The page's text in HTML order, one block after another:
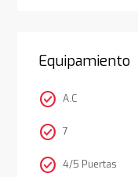
Equipamiento
check_circle A.C
check_circle 7
check_circle 4/5 Puertas